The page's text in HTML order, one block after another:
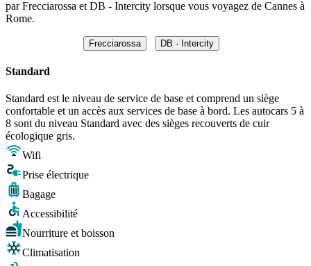
par Frecciarossa et DB - Intercity lorsque vous voyagez de Cannes à
Rome.
Frecciarossa DB - Intercity
Standard
Standard est le niveau de service de base et comprend un siège
confortable et un accès aux services de base à bord. Les autocars 5 à
8 sont du niveau Standard avec des sièges recouverts de cuir
écologique gris.
Wifi
Prise électrique
Bagage
Accessibilité
Nourriture et boisson
Climatisation